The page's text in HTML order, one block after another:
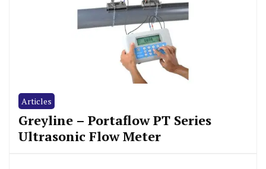
Articles
Greyline – Portaflow PT Series
Ultrasonic Flow Meter